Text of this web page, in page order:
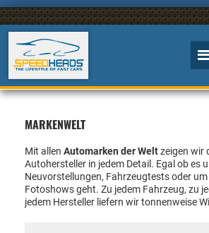
MARKENWELT
Mit allen Automarken der Weltzeigen wir
Autohersteller in jedem Detail. Egal ob es
Neuvorstellungen, Fahrzeugtests oder
Fotoshows geht. Zu jedem Fahrzeug, zu
jedem Hersteller liefern wir tonnenweise